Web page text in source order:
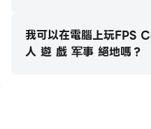
在2023年CS遊戲中，使
導航。
我可以在電腦上玩FPS
人 遊 戲 军事 絕地嗎？